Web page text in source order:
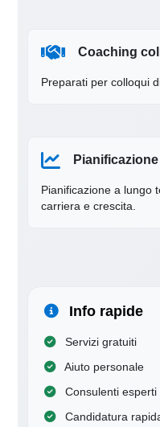
Coaching
Preparati per colloqui
Pianificazione a lungo
carriera e crescita.
Info rapide
Servizi gratuiti
Aiuto personale
Consulenti esperti
Candidatura